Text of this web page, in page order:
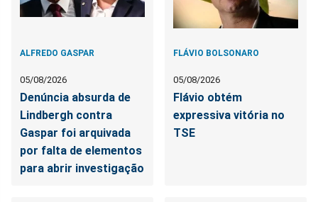
ALFREDO GASPAR
05/08/2026
Denúncia absurda de
Lindbergh contra
Gaspar foi arquivada
por falta de elementos
para abrir investigação
FLÁVIO BOLSONARO
05/08/2026
Flávio obtém
expressiva vitória no
TSE